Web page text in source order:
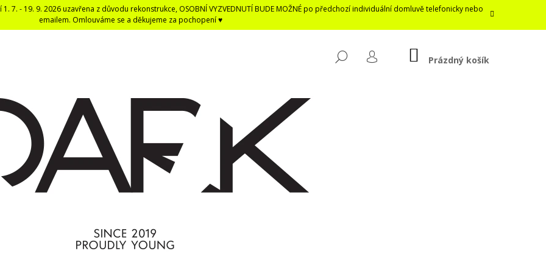
7. - 19. 9. 2026 uzavřena z důvodu rekonstrukce, OSOBNÍ VYZVEDNUTÍ BUDE MOŽNÉ po předchozí individuální domluvě telefonicky nebo
emailem. Omlouváme se a děkujeme za pochopení ♥
HLEDAT
PŘIHLÁŠENÍ
NÁKUPNÍ
KOŠÍK
Prázdný košík
HLEDAT
DOPORUČUJEME